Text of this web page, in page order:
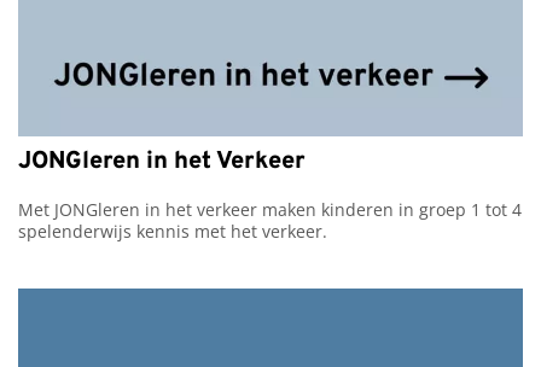
JONGleren in het Verkeer
Met JONGleren in het verkeer maken kinderen in groep 1 tot 4
spelenderwijs kennis met het verkeer.